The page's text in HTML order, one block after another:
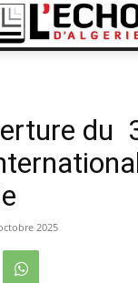
du
2025